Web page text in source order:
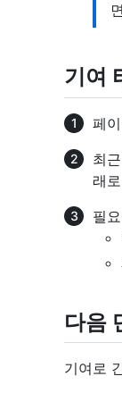
기여
페
최
래
필
다음
기여로